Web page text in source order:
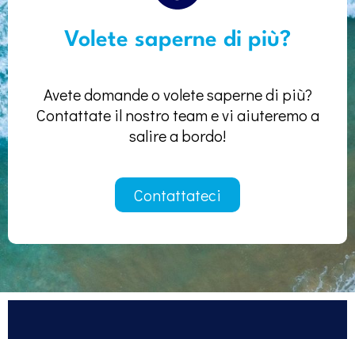
Volete saperne di più?
Avete domande o volete saperne di più?
Contattate il nostro team e vi aiuteremo a
salire a bordo!
Contattateci